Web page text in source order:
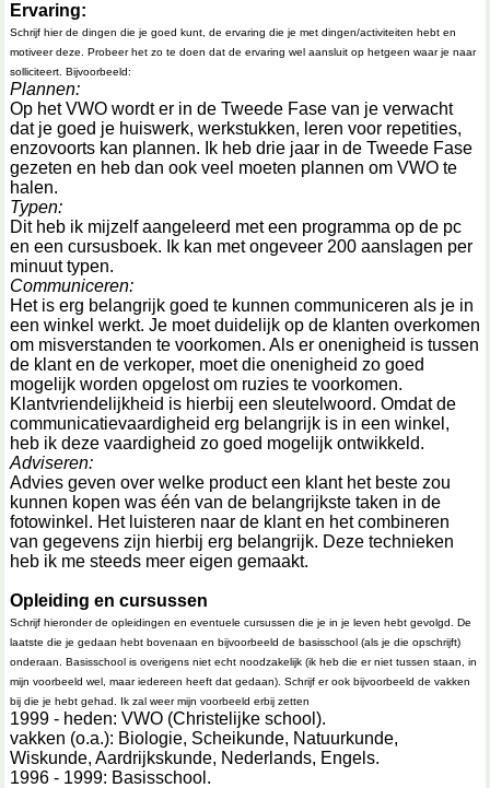
Ervaring:
Schrijf hier de dingen die je goed kunt, de ervaring die je met dingen/activiteiten hebt en
motiveer deze. Probeer het zo te doen dat de ervaring wel aansluit op hetgeen waar je naar
solliciteert. Bijvoorbeeld:
Plannen:
Op het VWO wordt er in de Tweede Fase van je verwacht
dat je goed je huiswerk, werkstukken, leren voor repetities,
enzovoorts kan plannen. Ik heb drie jaar in de Tweede Fase
gezeten en heb dan ook veel moeten plannen om VWO te
halen.
Typen:
Dit heb ik mijzelf aangeleerd met een programma op de pc
en een cursusboek. Ik kan met ongeveer 200 aanslagen per
minuut typen.
Communiceren:
Het is erg belangrijk goed te kunnen communiceren als je in
een winkel werkt. Je moet duidelijk op de klanten overkomen
om misverstanden te voorkomen. Als er onenigheid is tussen
de klant en de verkoper, moet die onenigheid zo goed
mogelijk worden opgelost om ruzies te voorkomen.
Klantvriendelijkheid is hierbij een sleutelwoord. Omdat de
communicatievaardigheid erg belangrijk is in een winkel,
heb ik deze vaardigheid zo goed mogelijk ontwikkeld.
Adviseren:
Advies geven over welke product een klant het beste zou
kunnen kopen was één van de belangrijkste taken in de
fotowinkel. Het luisteren naar de klant en het combineren
van gegevens zijn hierbij erg belangrijk. Deze technieken
heb ik me steeds meer eigen gemaakt.
Opleiding en cursussen
Schrijf hieronder de opleidingen en eventuele cursussen die je in je leven hebt gevolgd. De
laatste die je gedaan hebt bovenaan en bijvoorbeeld de basisschool (als je die opschrijft)
onderaan. Basisschool is overigens niet echt noodzakelijk (ik heb die er niet tussen staan, in
mijn voorbeeld wel, maar iedereen heeft dat gedaan). Schrijf er ook bijvoorbeeld de vakken
bij die je hebt gehad. Ik zal weer mijn voorbeeld erbij zetten
1999 - heden: VWO (Christelijke school).
vakken (o.a.): Biologie, Scheikunde, Natuurkunde,
Wiskunde, Aardrijkskunde, Nederlands, Engels.
1996 - 1999: Basisschool.